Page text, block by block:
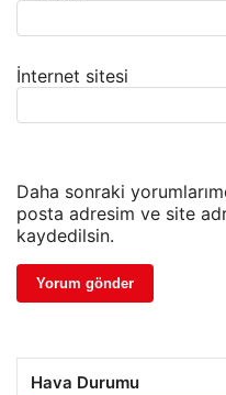
İnternet sitesi
Daha sonraki
posta adresim ve site
kaydedilsin.
Hava Durumu